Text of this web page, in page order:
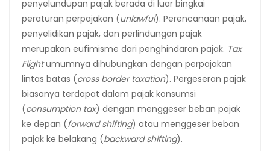
penyelundupan pajak berada di luar bingkai
peraturan perpajakan (unlawful). Perencanaan pajak,
penyelidikan pajak, dan perlindungan pajak
merupakan eufimisme dari penghindaran pajak. Tax
Flightumumnya dihubungkan dengan perpajakan
lintas batas (cross border taxation). Pergeseran pajak
biasanya terdapat dalam pajak konsumsi
(consumption tax) dengan menggeser beban pajak
ke depan (forward shifting) atau menggeser beban
pajak ke belakang (backward shifting).